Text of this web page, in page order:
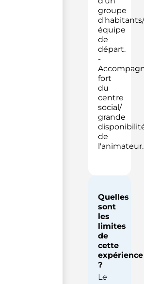
groupe
équipe
de
départ.
-
fort
du
centre
social/
grande
de
l'animateur.
Quelles
sont
les
limites
de
cette
expérience
?
Le